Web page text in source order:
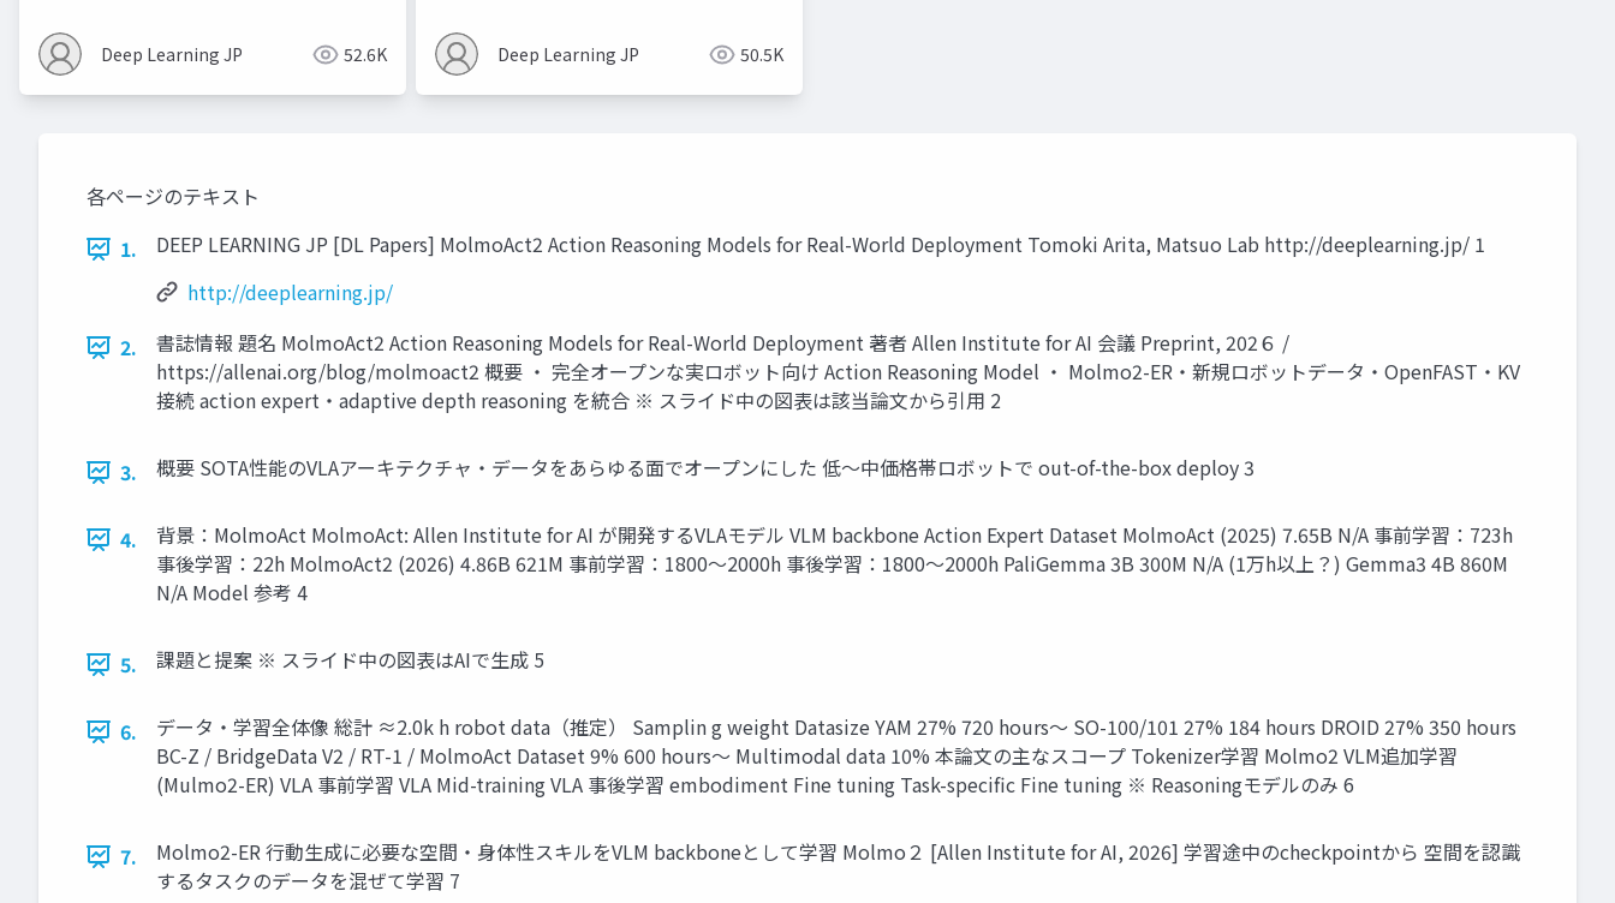
Deep Learning JP 52.6K Deep Learning JP 50.5K
各ページのテキスト
1.
DEEP LEARNING JP [DL Papers] MolmoAct2 Action Reasoning Models for Real-World Deployment Tomoki Arita, Matsuo Lab http://deeplearning.jp/ 1
http://deeplearning.jp/
2.
書誌情報 題名 MolmoAct2 Action Reasoning Models for Real-World Deployment 著者 Allen Institute for AI 会議 Preprint, 202６ /
https://allenai.org/blog/molmoact2 概要 ・ 完全オープンな実ロボット向け Action Reasoning Model ・ Molmo2-ER・新規ロボットデータ・OpenFAST・KV
接続 action expert・adaptive depth reasoning を統合 ※ スライド中の図表は該当論文から引用 2
3. 概要 SOTA性能のVLAアーキテクチャ・データをあらゆる面でオープンにした 低〜中価格帯ロボットで out-of-the-box deploy 3
4.
背景：MolmoAct MolmoAct: Allen Institute for AI が開発するVLAモデル VLM backbone Action Expert Dataset MolmoAct (2025) 7.65B N/A 事前学習：723h
事後学習：22h MolmoAct2 (2026) 4.86B 621M 事前学習：1800～2000h 事後学習：1800～2000h PaliGemma 3B 300M N/A (1万h以上？) Gemma3 4B 860M
N/A Model 参考 4
5. 課題と提案 ※ スライド中の図表はAIで生成 5
6.
データ・学習全体像 総計 ≈2.0k h robot data（推定） Samplin g weight Datasize YAM 27% 720 hours～ SO-100/101 27% 184 hours DROID 27% 350 hours
BC-Z / BridgeData V2 / RT-1 / MolmoAct Dataset 9% 600 hours～ Multimodal data 10% 本論文の主なスコープ Tokenizer学習 Molmo2 VLM追加学習
(Mulmo2-ER) VLA 事前学習 VLA Mid-training VLA 事後学習 embodiment Fine tuning Task-specific Fine tuning ※ Reasoningモデルのみ 6
7.
Molmo2-ER 行動生成に必要な空間・身体性スキルをVLM backboneとして学習 Molmo２ [Allen Institute for AI, 2026] 学習途中のcheckpointから 空間を認識
するタスクのデータを混ぜて学習 7